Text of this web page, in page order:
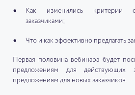
Как изменились критерии
заказчиками;
Что и как эффективно предлагать
Первая половина вебинара будет
предложениям для действующих
предложениям для новых заказчиков.